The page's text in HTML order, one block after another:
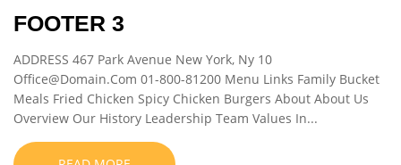
FOOTER 3
ADDRESS 467 Park Avenue New York, Ny 10
Office@Domain.Com 01-800-81200 Menu Links Family Bucket
Meals Fried Chicken Spicy Chicken Burgers About About Us
Overview Our History Leadership Team Values In...